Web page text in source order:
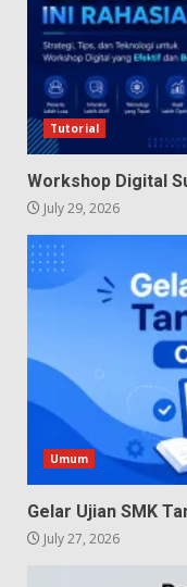
Tutorial
Workshop Digital
July 29, 2026
Umum
Gelar Ujian SMK
July 27, 2026